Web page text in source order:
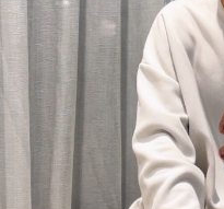
乾眼治療
近視雷射
老花雷射